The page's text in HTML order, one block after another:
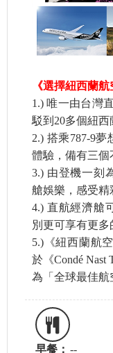
《選擇紐西蘭
1.) 唯一由台灣
駁到20多個紐西
2.) 搭乘787-9
體驗，備有三個
3.) 由登機一刻
艙娛樂，感受精
4.) 直航經濟艙
別更可享有更多
5.)《紐西蘭航
於《Condé Nast
為「全球最佳航
早餐： --